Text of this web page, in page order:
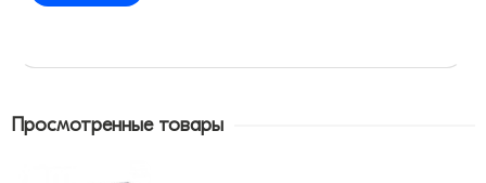
Просмотренные товары